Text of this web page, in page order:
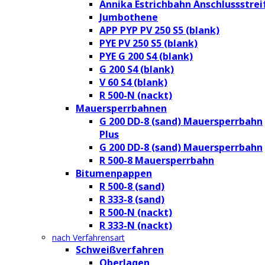
Annika Estrichbahn
Jumbothene
APP PYP PV 250 S5 (blank)
PYE PV 250 S5 (blank)
PYE G 200 S4 (blank)
G 200 S4 (blank)
V 60 S4 (blank)
R 500-N (nackt)
Mauersperrbahnen
G 200 DD-8 (sand) Mauersperrbahn
Plus
G 200 DD-8 (sand) Mauersperrbahn
R 500-8 Mauersperrbahn
Bitumenpappen
R 500-8 (sand)
R 333-8 (sand)
R 500-N (nackt)
R 333-N (nackt)
nach Verfahrensart
Schweißverfahren